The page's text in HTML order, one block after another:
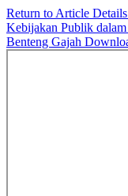
Return to Article Details
Kebijakan Publik
Benteng Gajah